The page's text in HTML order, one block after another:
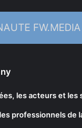
FW.MEDIA
les acteurs et
professionnels de